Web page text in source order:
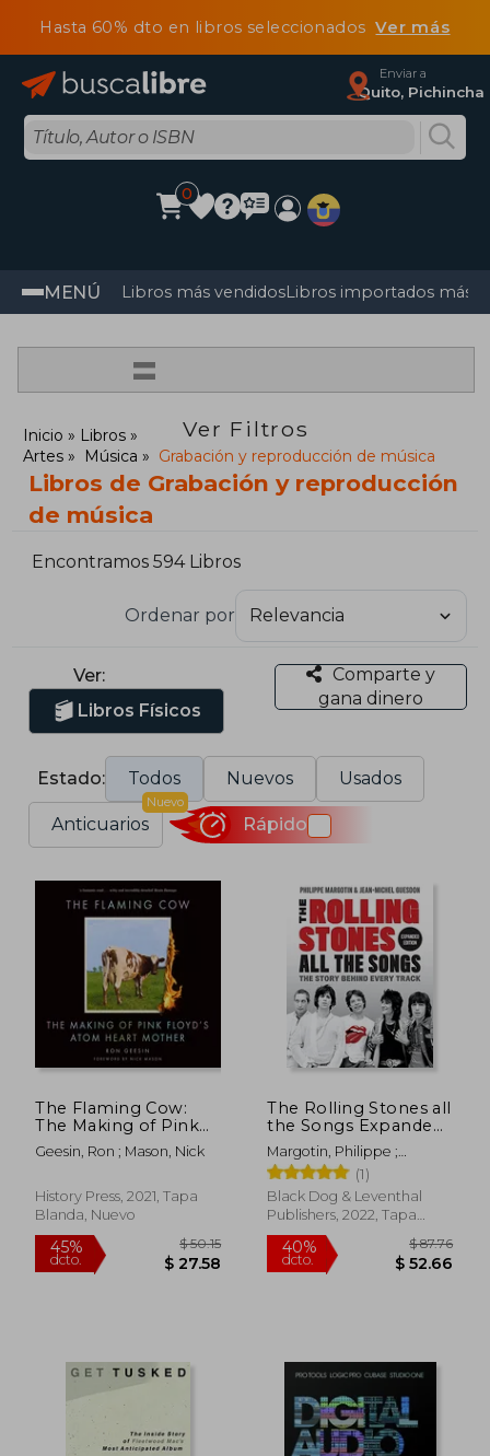
Hasta 60% dto en libros seleccionadosVer más
Enviar a
Quito, Pichincha
0
MENÚ Libros más vendidosLibros importados más
=
Ver Filtros
Inicio
Libros
Artes
Música Grabación y reproducción de música
Libros de Grabación y reproducción
de música
Encontramos 594 Libros
Ordenar por
Ver:
Libros Físicos
Comparte y
gana dinero
Estado: Todos Nuevos Usados
Anticuarios
Nuevo
Rápido
The Flaming Cow:
The Making of Pink
Floyd'S Atom Heart
Mother (en Inglés)
Geesin, Ron ; Mason, Nick
History Press, 2021, Tapa
Blanda, Nuevo
dcto.
The Rolling Stones all
the Songs Expanded
Edition: The Story
Behind Every Track
(en Inglés)
Margotin, Philippe ;
Guesdon, Jean-Michel
(1)
Black Dog & Leventhal
Publishers, 2022, Tapa
Dura, Nuevo
40%
dcto.